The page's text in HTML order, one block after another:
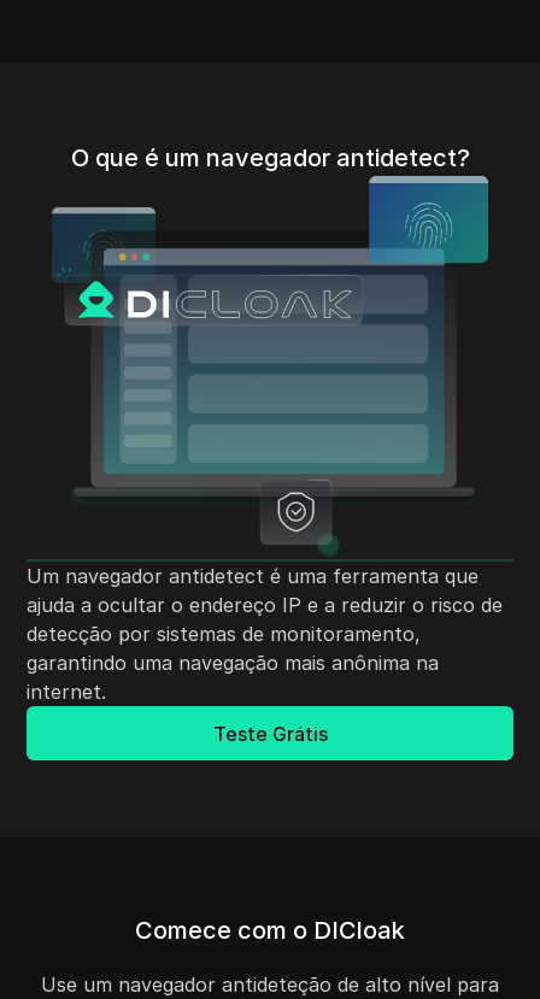
Um navegador antidetect é uma ferramenta que
ajuda a ocultar o endereço IP e a reduzir o risco de
detecção por sistemas de monitoramento,
garantindo uma navegação mais anônima na
internet.
Teste Grátis
O que é um navegador antidetect?
Comece com o DICloak
Use um navegador antideteção de alto nível para